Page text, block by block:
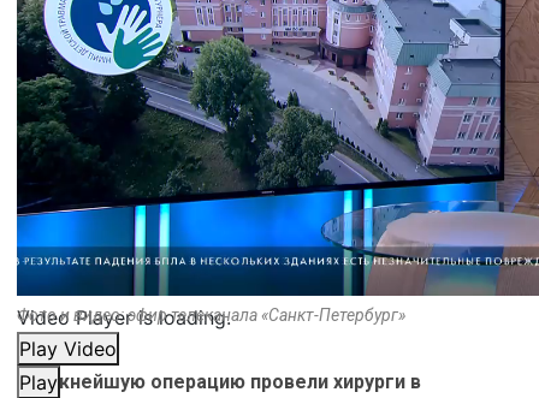
Video Player is loading.
Play Video
Play
Фото и видео: эфир телеканала «Санкт-Петербург»
Сложнейшую операцию провели хирурги в